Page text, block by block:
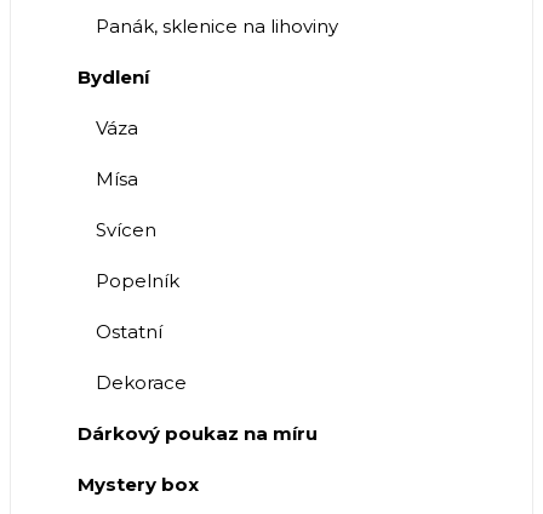
Panák, sklenice na lihoviny
Bydlení
Váza
Mísa
Svícen
Popelník
Ostatní
Dekorace
Dárkový poukaz na míru
Mystery box